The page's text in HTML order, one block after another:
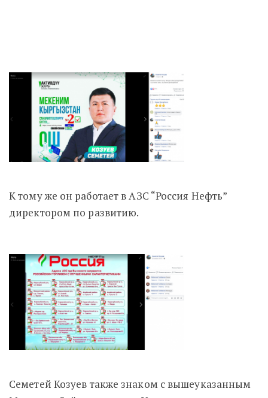
К тому же он работает в АЗС “Россия Нефть”
директором по развитию.
Семетей Козуев также знаком с вышеуказанным